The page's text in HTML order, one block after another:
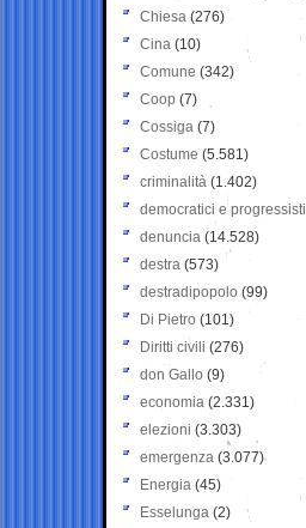
Chiesa (276)
Cina (10)
Comune (342)
Coop (7)
Cossiga (7)
Costume (5.581)
criminalità (1.402)
democratici e progressisti
denuncia (14.528)
destra (573)
destradipopolo (99)
Di Pietro (101)
Diritti civili (276)
don Gallo (9)
economia (2.331)
elezioni (3.303)
emergenza (3.077)
Energia (45)
Esselunga (2)